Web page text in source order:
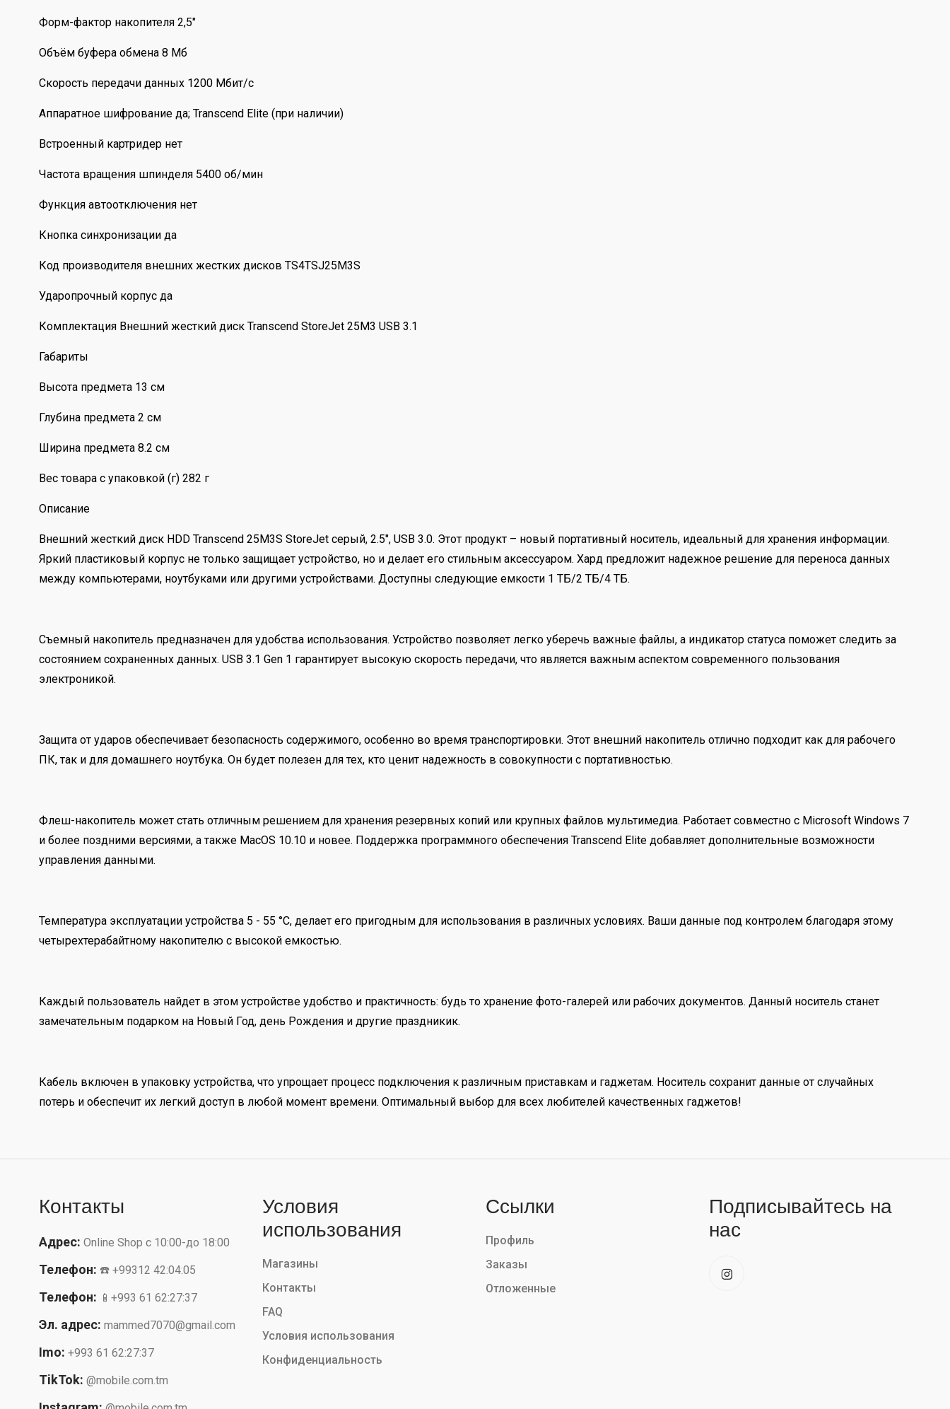
Форм-фактор накопителя 2,5"
Объём буфера обмена 8 Мб
Скорость передачи данных 1200 Мбит/с
Аппаратное шифрование да; Transcend Elite (при наличии)
Встроенный картридер нет
Частота вращения шпинделя 5400 об/мин
Функция автоотключения нет
Кнопка синхронизации да
Код производителя внешних жестких дисков TS4TSJ25M3S
Ударопрочный корпус да
Комплектация Внешний жесткий диск Transcend StoreJet 25M3 USB 3.1
Габариты
Высота предмета 13 см
Глубина предмета 2 см
Ширина предмета 8.2 см
Вес товара с упаковкой (г) 282 г
Описание
Внешний жесткий диск HDD Transcend 25M3S StoreJet серый, 2.5", USB 3.0. Этот продукт – новый портативный носитель, идеальный для хранения информации.
Яркий пластиковый корпус не только защищает устройство, но и делает его стильным аксессуаром. Хард предложит надежное решение для переноса данных
между компьютерами, ноутбуками или другими устройствами. Доступны следующие емкости 1 ТБ/2 ТБ/4 ТБ.
Съемный накопитель предназначен для удобства использования. Устройство позволяет легко уберечь важные файлы, а индикатор статуса поможет следить за
состоянием сохраненных данных. USB 3.1 Gen 1 гарантирует высокую скорость передачи, что является важным аспектом современного пользования
электроникой.
Защита от ударов обеспечивает безопасность содержимого, особенно во время транспортировки. Этот внешний накопитель отлично подходит как для рабочего
ПК, так и для домашнего ноутбука. Он будет полезен для тех, кто ценит надежность в совокупности с портативностью.
Флеш-накопитель может стать отличным решением для хранения резервных копий или крупных файлов мультимедиа. Работает совместно с Microsoft Windows 7
и более поздними версиями, а также MacOS 10.10 и новее. Поддержка программного обеспечения Transcend Elite добавляет дополнительные возможности
управления данными.
Температура эксплуатации устройства 5 - 55 °C, делает его пригодным для использования в различных условиях. Ваши данные под контролем благодаря этому
четырехтерабайтному накопителю с высокой емкостью.
Каждый пользователь найдет в этом устройстве удобство и практичность: будь то хранение фото-галерей или рабочих документов. Данный носитель станет
замечательным подарком на Новый Год, день Рождения и другие праздникик.
Кабель включен в упаковку устройства, что упрощает процесс подключения к различным приставкам и гаджетам. Носитель сохранит данные от случайных
потерь и обеспечит их легкий доступ в любой момент времени. Оптимальный выбор для всех любителей качественных гаджетов!
Контакты
Адрес: Online Shop с 10:00-до 18:00
Телефон: ☎️ +99312 42:04:05
Телефон: 📱+993 61 62:27:37
Эл. адрес: mammed7070@gmail.com
Imo: +993 61 62:27:37
TikTok: @mobile.com.tm
Условия
использования
Магазины
Контакты
FAQ
Условия использования
Конфиденциальность
Ссылки
Профиль
Заказы
Отложенные
Подписывайтесь на
нас